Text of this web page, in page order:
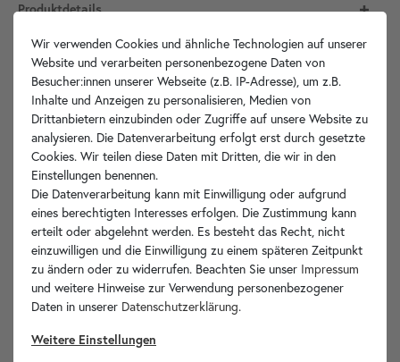
Produktdetails
Artikelbeschreibung
Technische Zeichnung
Hersteller-Info
Ihre Vorteile
wohnfreuden.de -
Wir verwenden Cookies und ähnliche Technologien auf unserer
Website und verarbeiten personenbezogene Daten von
Besucher:innen unserer Webseite (z.B. IP-Adresse), um z.B.
Inhalte und Anzeigen zu personalisieren, Medien von
Drittanbietern einzubinden oder Zugriffe auf unsere Website zu
analysieren. Die Datenverarbeitung erfolgt erst durch gesetzte
Cookies. Wir teilen diese Daten mit Dritten, die wir in den
Einstellungen benennen.
Die Datenverarbeitung kann mit Einwilligung oder aufgrund
eines berechtigten Interesses erfolgen. Die Zustimmung kann
erteilt oder abgelehnt werden. Es besteht das Recht, nicht
einzuwilligen und die Einwilligung zu einem späteren Zeitpunkt
zu ändern oder zu widerrufen. Beachten Sie unser Impressum
und weitere Hinweise zur Verwendung personenbezogener
Daten in unserer Daten­schutz­erklärung.
Weitere Einstellungen